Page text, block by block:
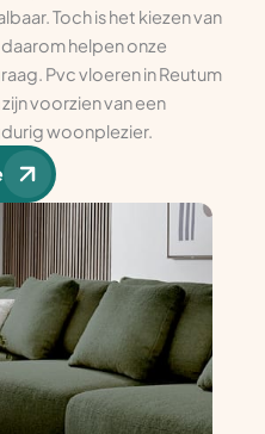
Toch is het kiezen van
helpen onze
Pvc vloeren in Reutum
voorzien van een
woonplezier.